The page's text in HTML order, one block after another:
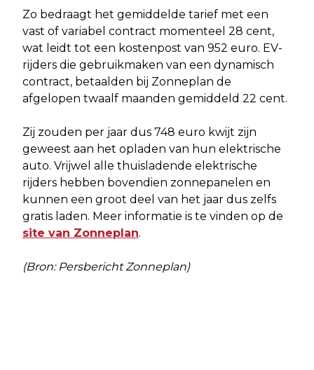
Zo bedraagt het gemiddelde tarief met een
vast of variabel contract momenteel 28 cent,
wat leidt tot een kostenpost van 952 euro. EV-
rijders die gebruikmaken van een dynamisch
contract, betaalden bij Zonneplan de
afgelopen twaalf maanden gemiddeld 22 cent.
Zij zouden per jaar dus 748 euro kwijt zijn
geweest aan het opladen van hun elektrische
auto. Vrijwel alle thuisladende elektrische
rijders hebben bovendien zonnepanelen en
kunnen een groot deel van het jaar dus zelfs
gratis laden. Meer informatie is te vinden op de
site van Zonneplan.
(Bron: Persbericht Zonneplan)